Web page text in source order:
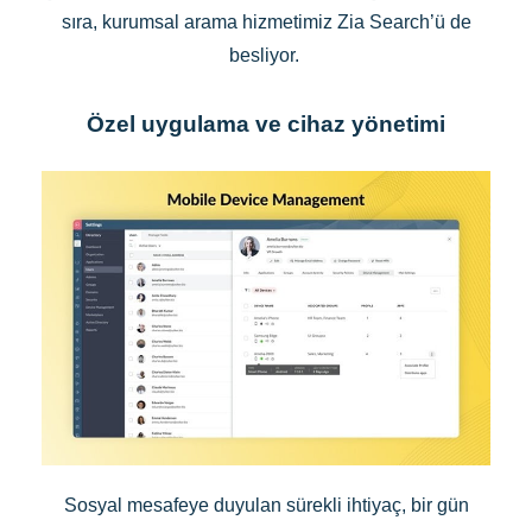
sıra, kurumsal arama hizmetimiz Zia Search’ü de
besliyor.
Özel uygulama ve cihaz yönetimi
Sosyal mesafeye duyulan sürekli ihtiyaç, bir gün